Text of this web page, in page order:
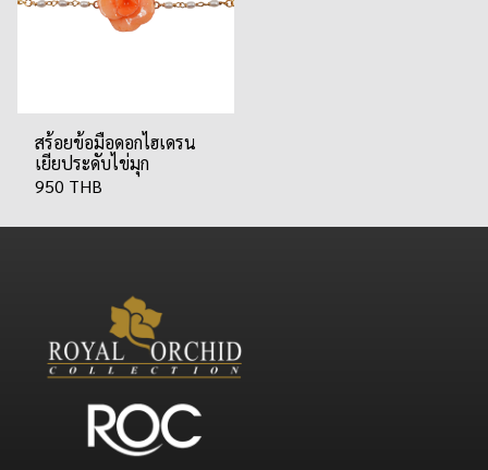
สร้อยข้อมือดอกไฮเดรน
เยียประดับไข่มุก
950 THB